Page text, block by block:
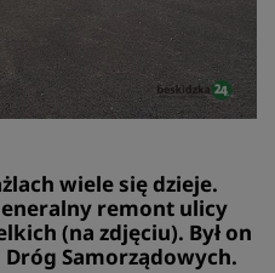
wiele się dzieje.
remont ulicy
(na zdjęciu). Był on
Samorządowych.